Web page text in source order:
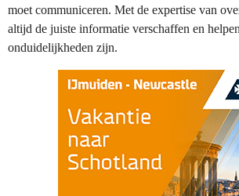
moet communiceren. Met de expertise van
altijd de juiste informatie verschaffen en
onduidelijkheden zijn.